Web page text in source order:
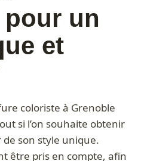
un
et
coloriste à Grenoble
si l’on souhaite obtenir
son style unique.
être pris en compte, afin